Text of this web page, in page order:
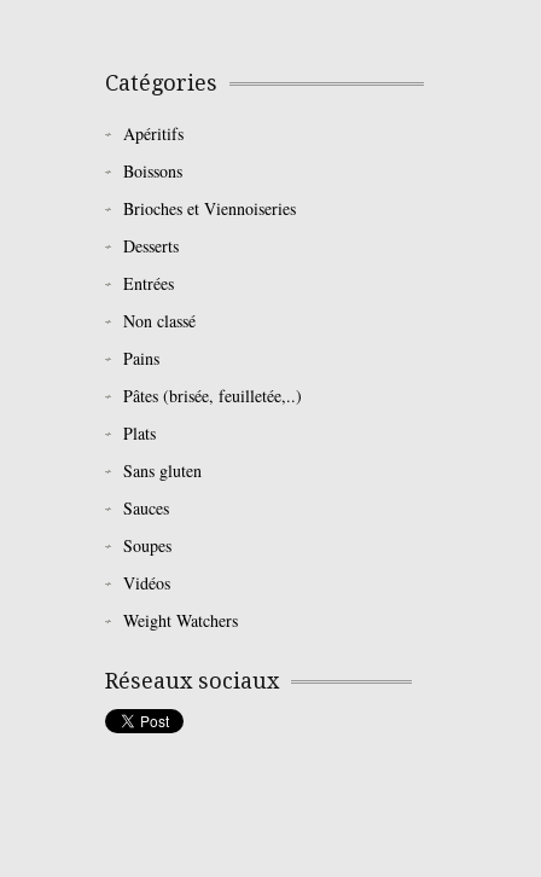
Catégories
Apéritifs
Boissons
Brioches et Viennoiseries
Desserts
Entrées
Non classé
Pains
Pâtes (brisée, feuilletée,..)
Plats
Sans gluten
Sauces
Soupes
Vidéos
Weight Watchers
Réseaux sociaux